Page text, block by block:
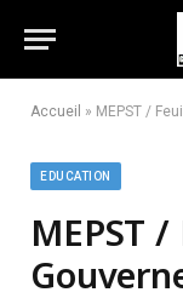
Accueil » MEPST / Feuille De
EDUCATION
MEPST